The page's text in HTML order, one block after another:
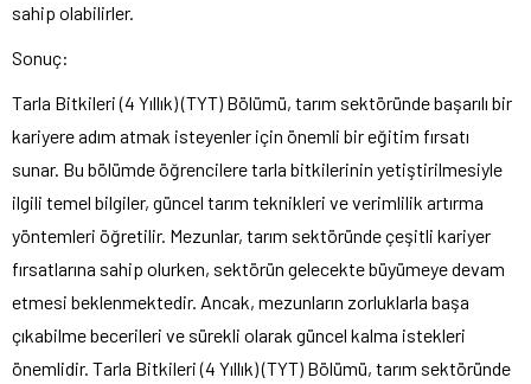
sahip olabilirler.
Sonuç:
Tarla Bitkileri (4 Yıllık) (TYT) Bölümü, tarım sektöründe başarılı bir
kariyere adım atmak isteyenler için önemli bir eğitim fırsatı
sunar. Bu bölümde öğrencilere tarla bitkilerinin yetiştirilmesiyle
ilgili temel bilgiler, güncel tarım teknikleri ve verimlilik artırma
yöntemleri öğretilir. Mezunlar, tarım sektöründe çeşitli kariyer
fırsatlarına sahip olurken, sektörün gelecekte büyümeye devam
etmesi beklenmektedir. Ancak, mezunların zorluklarla başa
çıkabilme becerileri ve sürekli olarak güncel kalma istekleri
önemlidir. Tarla Bitkileri (4 Yıllık) (TYT) Bölümü, tarım sektöründe